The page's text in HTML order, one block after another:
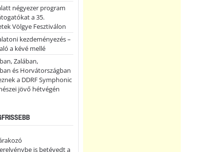
négyezer program
a 35.
Völgye Fesztiválon
kezdeményezés –
a kévé mellé
Zalában,
és Horvátországban
a DDRF Symphonic
jövő hétvégén
is betévedt a